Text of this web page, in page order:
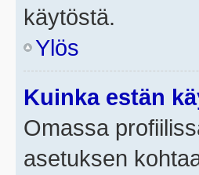
käytöstä.
Ylös
Kuinka estän
Omassa
asetuksen